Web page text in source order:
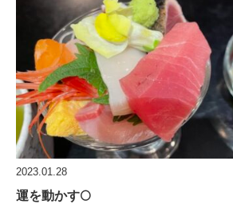
2023.01.28
運を動かす🌕